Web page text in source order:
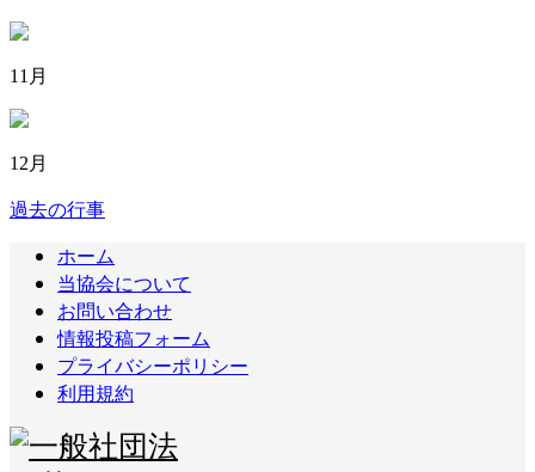
11月
12月
過去の行事
ホーム
当協会について
お問い合わせ
情報投稿フォーム
プライバシーポリシー
利用規約